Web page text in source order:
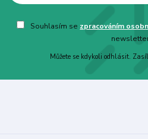
Souhlasím se zpracováním
Můžete se kdykoli odhlásit.